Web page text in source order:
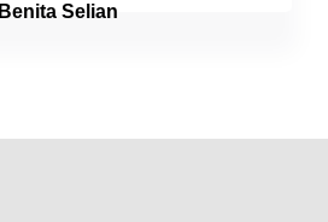
Benita Selian